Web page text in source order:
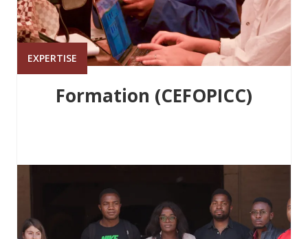
EXPERTISE
Formation (CEFOPICC)